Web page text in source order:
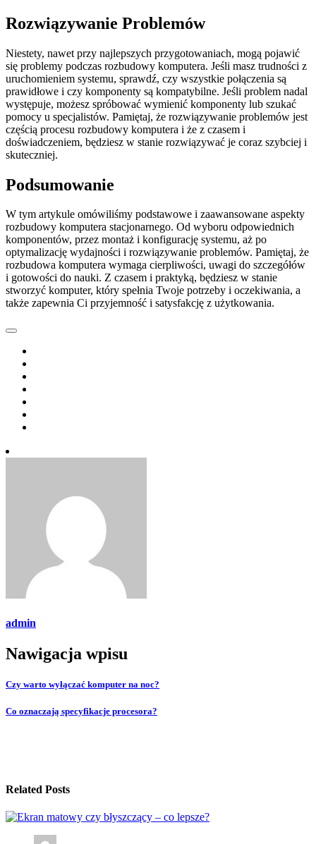
Rozwiązywanie Problemów
Niestety, nawet przy najlepszych przygotowaniach, mogą pojawić
się problemy podczas rozbudowy komputera. Jeśli masz trudności z
uruchomieniem systemu, sprawdź, czy wszystkie połączenia są
prawidłowe i czy komponenty są kompatybilne. Jeśli problem nadal
występuje, możesz spróbować wymienić komponenty lub szukać
pomocy u specjalistów. Pamiętaj, że rozwiązywanie problemów jest
częścią procesu rozbudowy komputera i że z czasem i
doświadczeniem, będziesz w stanie rozwiązywać je coraz szybciej i
skuteczniej.
Podsumowanie
W tym artykule omówiliśmy podstawowe i zaawansowane aspekty
rozbudowy komputera stacjonarnego. Od wyboru odpowiednich
komponentów, przez montaż i konfigurację systemu, aż po
optymalizację wydajności i rozwiązywanie problemów. Pamiętaj, że
rozbudowa komputera wymaga cierpliwości, uwagi do szczegółów
i gotowości do nauki. Z czasem i praktyką, będziesz w stanie
stworzyć komputer, który spełnia Twoje potrzeby i oczekiwania, a
także zapewnia Ci przyjemność i satysfakcję z użytkowania.
admin
Nawigacja wpisu
Czy warto wyłączać komputer na noc?
Co oznaczają specyfikacje procesora?
Related Posts